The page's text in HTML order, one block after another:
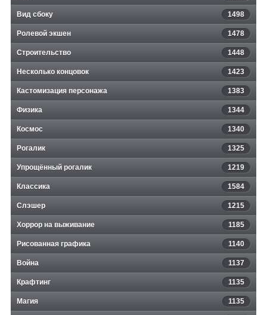
Вид сбоку 1498
Ролевой экшен 1478
Строительство 1448
Несколько концовок 1423
Кастомизация персонажа 1383
Физика 1344
Космос 1340
Рогалик 1325
Упрощённый рогалик 1219
Классика 1584
Слэшер 1215
Хоррор на выживание 1185
Рисованная графика 1140
Война 1137
Крафтинг 1135
Магия 1135